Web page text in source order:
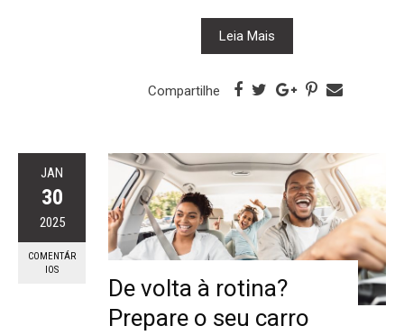
Leia Mais
Compartilhe
JAN
30
2025
COMENTÁR
IOS
De volta à rotina?
Prepare o seu carro